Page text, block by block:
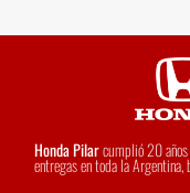
Honda Pilarcumplió 20 años
entregas en toda la